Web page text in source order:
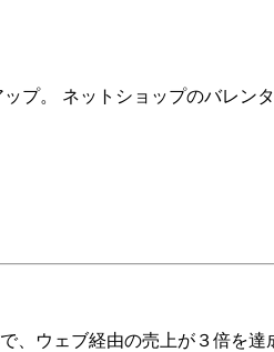
プ。 ネットショップのバレン
、ウェブ経由の売上が３倍を達